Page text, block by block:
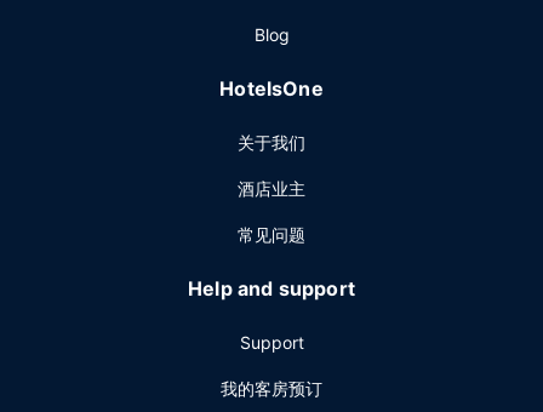
Blog
HotelsOne
关于我们
酒店业主
常见问题
Help and support
Support
我的客房预订